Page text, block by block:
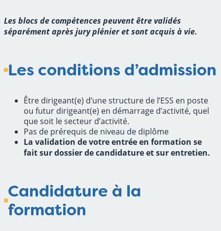
Les blocs de compétences peuvent être validés
séparément après jury plénier et sont acquis à vie.
Les conditions d’admission
Être dirigeant(e) d’une structure de l’ESS en poste
ou futur dirigeant(e) en démarrage d’activité, quel
que soit le secteur d’activité.
Pas de prérequis de niveau de diplôme
La validation de votre entrée en formation se
fait sur dossier de candidature et sur entretien.
Candidature à la
formation